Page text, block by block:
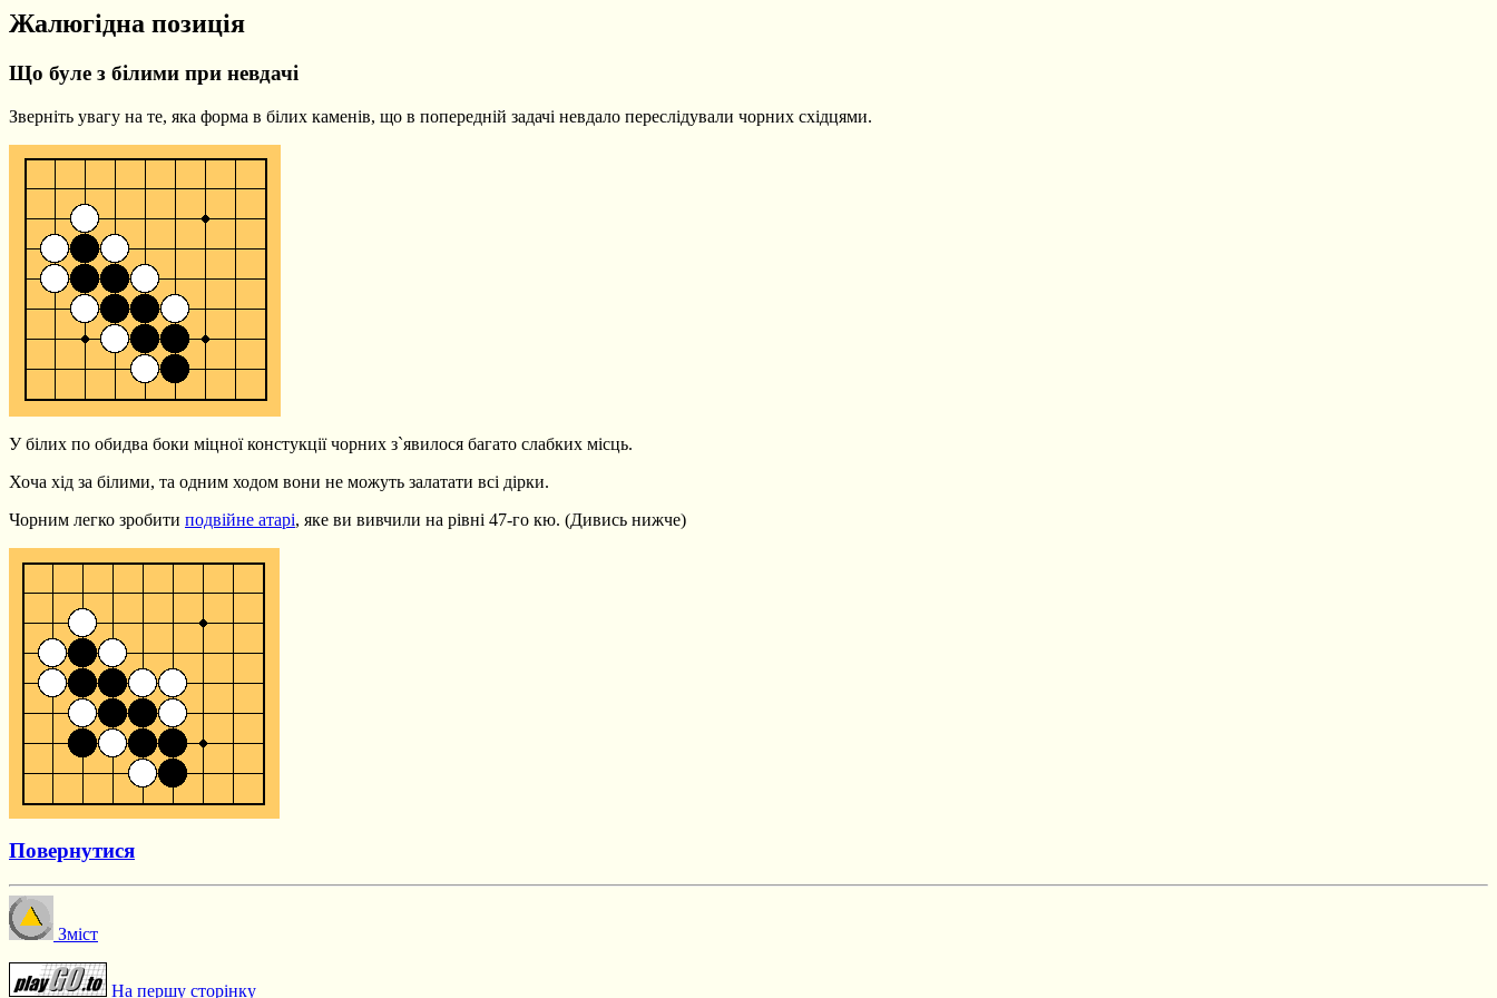
Жалюгідна позиція
Що буле з білими при невдачі
Зверніть увагу на те, яка форма в білих каменів, що в попередній задачі невдало переслідували чорних східцями.
У білих по обидва боки міцної констукції чорних з`явилося багато слабких місць.
Хоча хід за білими, та одним ходом вони не можуть залатати всі дірки.
Чорним легко зробити подвійне атарі, яке ви вивчили на рівні 47-го кю. (Дивись нижче)
Повернутися
Зміст
На першу сторінку